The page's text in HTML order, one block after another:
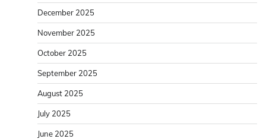
December 2025
November 2025
October 2025
September 2025
August 2025
July 2025
June 2025